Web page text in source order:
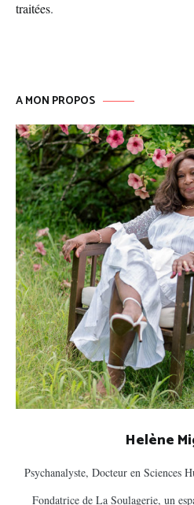
traitées.
A MON PROPOS
Helène
Psychanalyste, Docteur en Sciences
Fondatrice de La Soulagerie, un